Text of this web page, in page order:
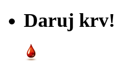
Daruj krv!